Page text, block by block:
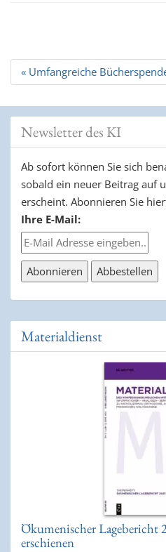
Beitrags
Navigation
« Umfangreiche
Newsletter des KI
Ab sofort können Sie sich
sobald ein neuer Beitrag auf
erscheint. Abonnieren Sie
Ihre E-Mail:
Materialdienst
Ökumenischer
erschienen